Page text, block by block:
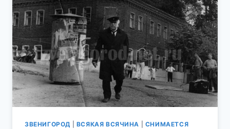
ЗВЕНИГОРОД ВСЯКАЯ ВСЯЧИНА
СНИМАЕТСЯ